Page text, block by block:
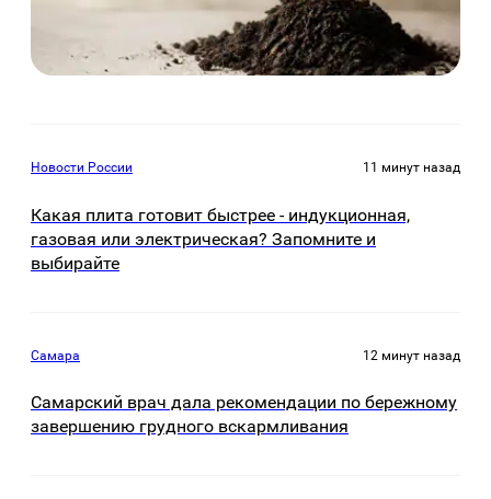
Новости России 11 минут назад
Какая плита готовит быстрее - индукционная,
газовая или электрическая? Запомните и
выбирайте
Самара 12 минут назад
Самарский врач дала рекомендации по бережному
завершению грудного вскармливания